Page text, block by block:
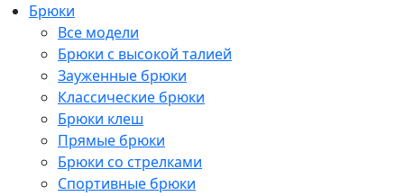
Брюки
Все модели
Брюки с высокой талией
Зауженные брюки
Классические брюки
Брюки клеш
Прямые брюки
Брюки со стрелками
Спортивные брюки